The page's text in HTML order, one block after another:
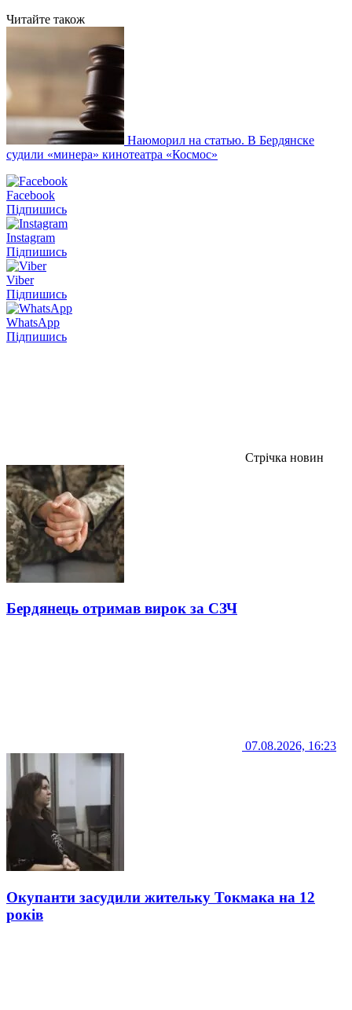
Читайте також
Наюморил на статью. В Бердянске
судили «минера» кинотеатра «Космос»
Facebook
Підпишись
Instagram
Підпишись
Viber
Підпишись
WhatsApp
Підпишись
Стрічка новин
Бердянець отримав вирок за СЗЧ
07.08.2026, 16:23
Окупанти засудили жительку Токмака на 12
років